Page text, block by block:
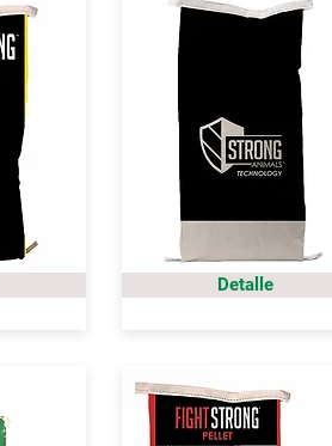
Detalle